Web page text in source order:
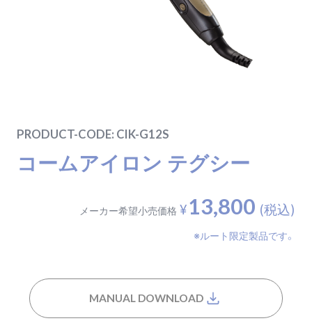
PRODUCT-CODE: CIK-G12S
コームアイロン テグシー
メーカー希望小売価格 ¥13,800 (税込)
※ルート限定製品です。
MANUAL DOWNLOAD